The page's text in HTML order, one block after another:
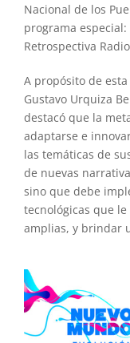
Nacional de los
programa especial:
Retrospectiva
A propósito de
Gustavo Urquiza
destacó que la
adaptarse e
las temáticas de
de nuevas
sino que debe
tecnológicas que
amplias, y brindar